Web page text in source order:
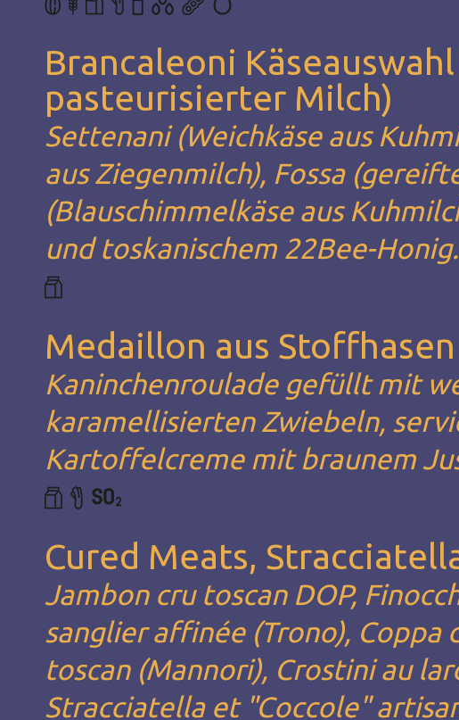
Brancaleoni
pasteurisierter Milch)
Settenani (Weichkäse aus
aus Ziegenmilch), Fossa
(Blauschimmelkäse aus
und toskanischem 22Bee-Honig.
Medaillon aus Stoffhasen
Kaninchenroulade gefüllt mit
karamellisierten Zwiebeln,
Kartoffelcreme mit braunem
Cured Meats,
Jambon cru toscan DOP,
sanglier affinée (Trono), Coppa
toscan (Mannori), Crostini au
Stracciatella et "Coccole"